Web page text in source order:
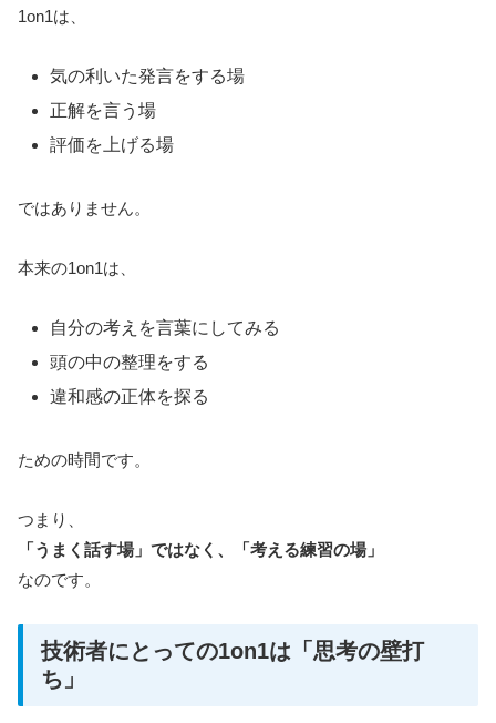
1on1は、
気の利いた発言をする場
正解を言う場
評価を上げる場
ではありません。
本来の1on1は、
自分の考えを言葉にしてみる
頭の中の整理をする
違和感の正体を探る
ための時間です。
つまり、
「うまく話す場」ではなく、「考える練習の場」
なのです。
技術者にとっての1on1は「思考の壁打
ち」